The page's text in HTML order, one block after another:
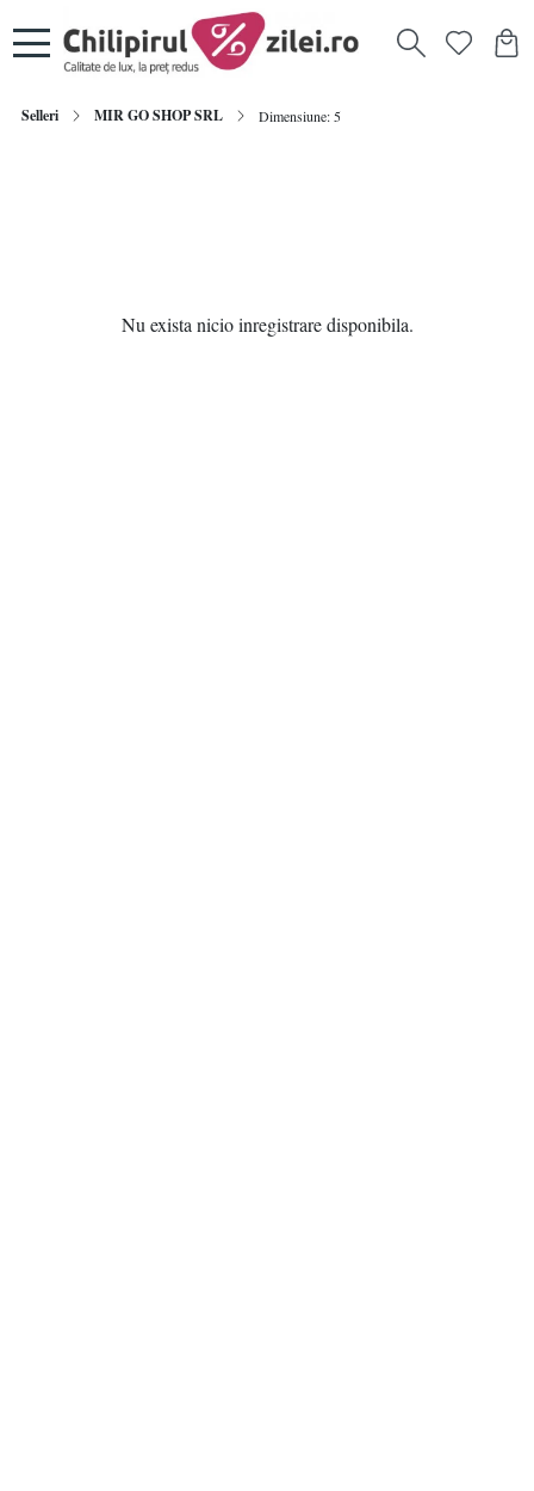
Selleri MIR GO SHOP SRL Dimensiune: 5
Nu exista nicio inregistrare disponibila.